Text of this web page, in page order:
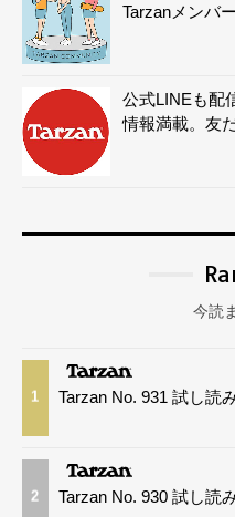
Tarzanメンバ
公式LINEも配
情報満載。友
今読
1 Tarzan No. 931 試し読
2 Tarzan No. 930 試し読